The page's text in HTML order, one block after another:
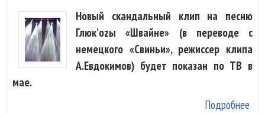
Новый скандальный клип на песню
Глюк’оzы «Швайне» (в переводе с
немецкого «Свиньи», режиссер клипа
А.Евдокимов) будет показан по ТВ в
мае.
Подробнее